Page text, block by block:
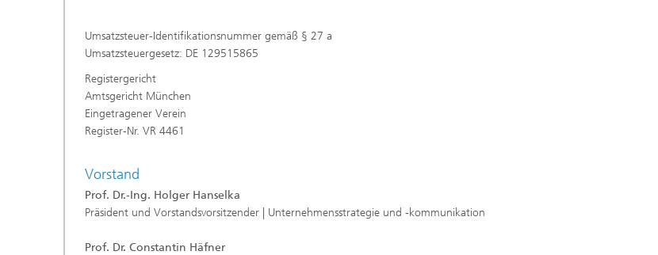
Umsatzsteuer-Identifikationsnummer gemäß § 27 a
Umsatzsteuergesetz: DE 129515865
Registergericht
Amtsgericht München
Eingetragener Verein
Register-Nr. VR 4461
Vorstand
Prof. Dr.-Ing. Holger Hanselka
Präsident und Vorstandsvorsitzender | Unternehmensstrategie und -kommunikation
Prof. Dr. Constantin Häfner